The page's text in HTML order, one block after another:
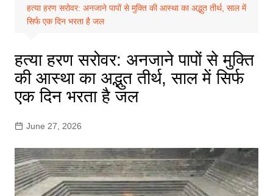
हत्या हरण सरोवर: अनजाने पापों से मुक्ति की आस्था का अद्भुत तीर्थ, साल में
सिर्फ एक दिन भरता है जल
हत्या हरण सरोवर: अनजाने पापों से मुक्ति
की आस्था का अद्भुत तीर्थ, साल में सिर्फ
एक दिन भरता है जल
June 27, 2026